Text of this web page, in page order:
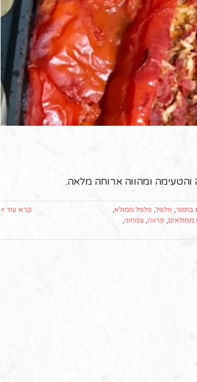
ומהווה ארוחה מלאה.
בתנור פלפל פלפל ממולא
ממולאים פרווה צמחוני
קרא עוד >